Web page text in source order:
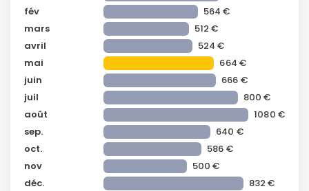
fév
564 €
mars
512 €
avril
524 €
mai
664 €
juin
666 €
juil
800 €
août
1080 €
sep.
640 €
oct.
586 €
nov
500 €
déc.
832 €
Continuer avec Apple
ou connectez-vous par mail